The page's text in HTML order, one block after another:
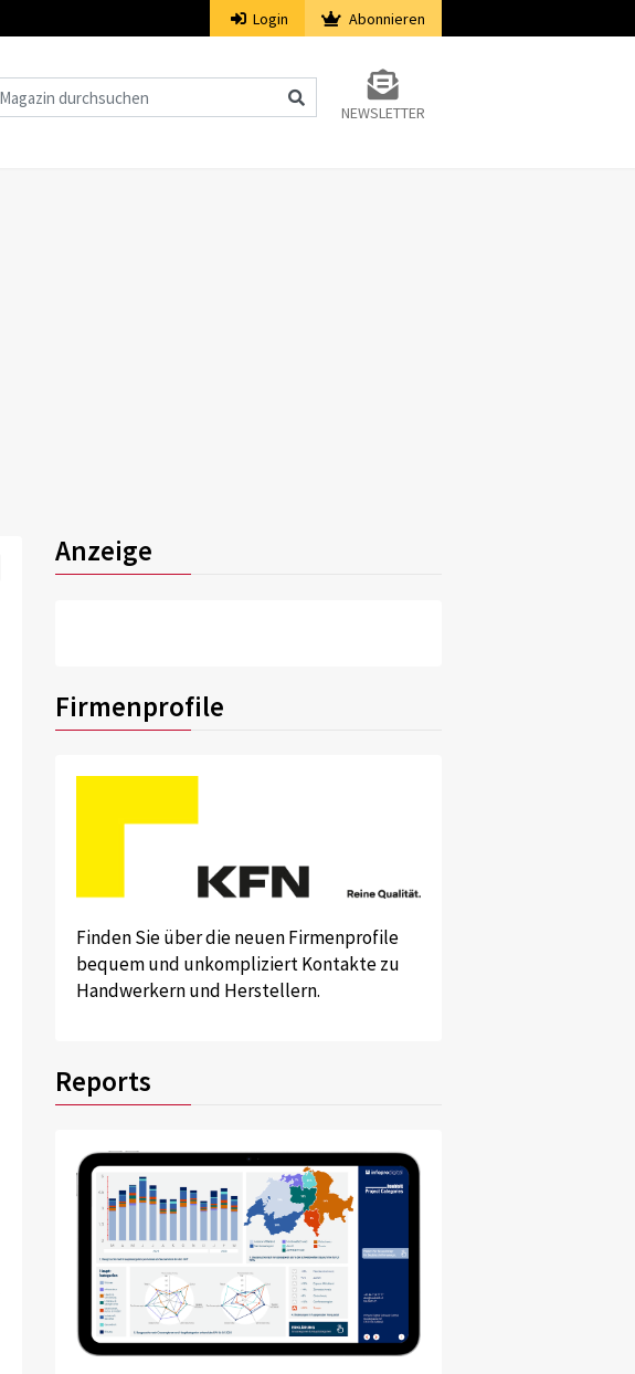
Login Abonnieren
NEWSLETTER
Anzeige
Firmenprofile
Finden Sie über die neuen Firmenprofile
bequem und unkompliziert Kontakte zu
Handwerkern und Herstellern.
Reports